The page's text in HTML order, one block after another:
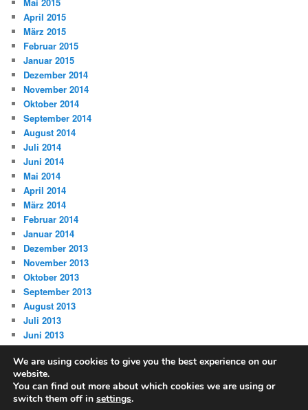
April 2015
März 2015
Februar 2015
Januar 2015
Dezember 2014
November 2014
Oktober 2014
September 2014
August 2014
Juli 2014
Juni 2014
Mai 2014
April 2014
März 2014
Februar 2014
Januar 2014
Dezember 2013
November 2013
Oktober 2013
September 2013
August 2013
Juli 2013
Juni 2013
Datenschutz Stolz präsentiert von WordPress
We are using cookies to give you the best experience on our
website.
You can find out more about which cookies we are using or
switch them off in settings.